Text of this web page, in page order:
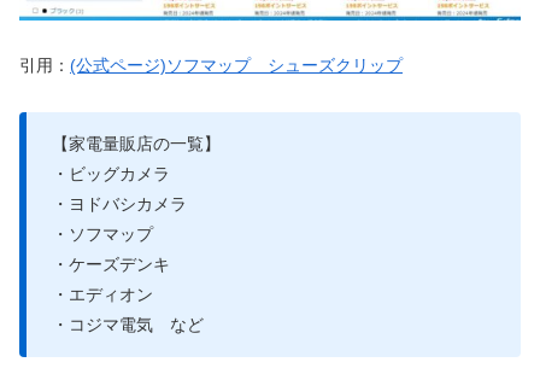
引用： (公式ページ)ソフマップ シューズクリップ
【家電量販店の一覧】
・ビッグカメラ
・ヨドバシカメラ
・ソフマップ
・ケーズデンキ
・エディオン
・コジマ電気 など